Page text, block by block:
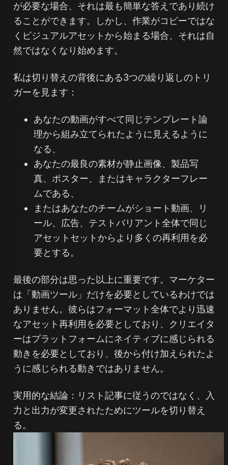
が必要な場合、それは最も簡単な答えであり続け
ることができます。しかし、作業がコピーではな
くビジュアルアセットから始まる場合、それは自
然ではなくなり始めます。
私は切り替えの背後にある3つの繰り返しのトリ
ガーを見ます：
あなたの動画がすべて同じテンプレート論
理から組み立てられたように見えるように
なる、
あなたの最良の素材が静止画像、製品写
真、ポスター、またはキャラクターフレー
ムである、
またはあなたのチームがショート動画、リ
ール、広告、テストバリアント全体で同じ
アセットセットからより多くの再利用を必
要とする。
最後の部分は思った以上に重要です。マーケター
は「動画ツール」だけを必要としているわけでは
ありません。彼らはフォーマット全体でより迅速
なアセット再利用を必要としており、クリエイタ
ーはプラットフォームにネイティブに感じられる
動きを必要としており、後から付け加えられたよ
うに感じられる動きではありません。
実用的な結論：リスト記事に従うのではなく、入
力と出力が変更されたためにツールを切り替え
る。